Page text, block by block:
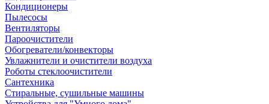
Кондиционеры
Пылесосы
Вентиляторы
Пароочистители
Обогреватели/конвекторы
Увлажнители и очистители воздуха
Роботы стеклоочистители
Сантехника
Стиральные, сушильные машины